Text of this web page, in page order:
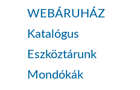
WEBÁRUHÁZ
Katalógus
Eszköztárunk
Mondókák